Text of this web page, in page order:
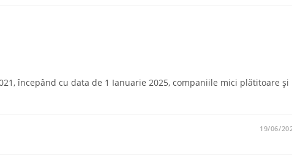
începând cu data de 1 Ianuarie 2025, companiile mici plătitoare şi
19/06/